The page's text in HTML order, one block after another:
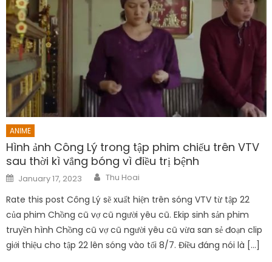
ANIME
Hình ảnh Công Lý trong tập phim chiếu trên VTV
sau thời kì vắng bóng vì điều trị bệnh
Posted
on
January 17, 2023 Author
Thu Hoai
Rate this post Công Lý sẽ xuất hiện trên sóng VTV từ tập 22
của phim Chồng cũ vợ cũ người yêu cũ. Ekip sinh sản phim
truyền hình Chồng cũ vợ cũ người yêu cũ vừa san sẻ đoạn clip
giới thiệu cho tập 22 lên sóng vào tối 8/7. Điều đáng nói là […]